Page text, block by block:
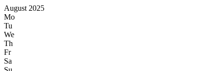
August 2025
Mo
Tu
We
Th
Fr
Sa